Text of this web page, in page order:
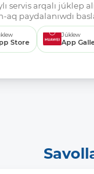
servis arqalı júklep
paydalanıwdı
Store
Júklew
App